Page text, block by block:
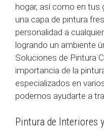
hogar, así como en tus
una capa de pintura
personalidad a
logrando un ambiente
Soluciones de Pintura
importancia de la
especializados en
podemos ayudarte a
Pintura de Interiores